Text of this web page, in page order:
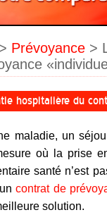
> Prévoyance >
hospitalière du
maladie, un
où la prise
santé n’est
uncontrat de
solution.